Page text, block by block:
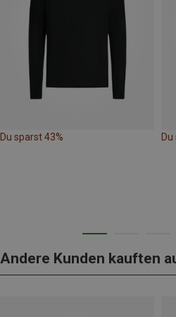
Du sparst 43%
Andere Kunden kauften